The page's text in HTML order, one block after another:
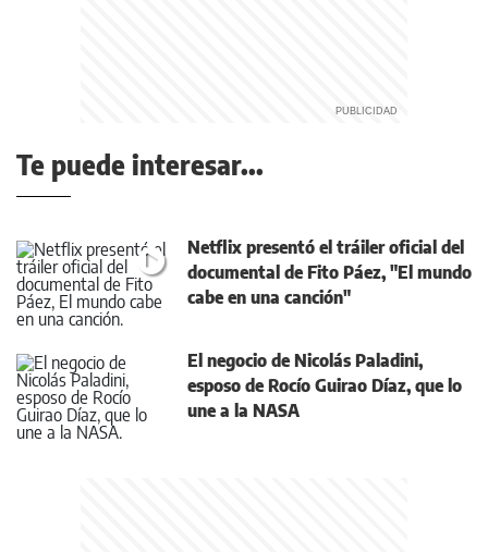
Te puede interesar...
Netflix presentó el tráiler oficial del
documental de Fito Páez, "El mundo
cabe en una canción"
El negocio de Nicolás Paladini,
esposo de Rocío Guirao Díaz, que lo
une a la NASA